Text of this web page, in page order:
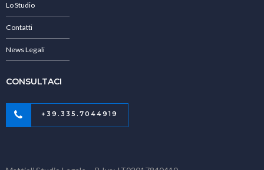
Lo Studio
Contatti
News Legali
CONSULTACI
+39.335.7044919